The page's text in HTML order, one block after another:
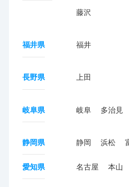
藤沢
福井県 福井
長野県 上田
岐阜県 岐阜 多治見
静岡県 静岡 浜松
愛知県 名古屋 本山